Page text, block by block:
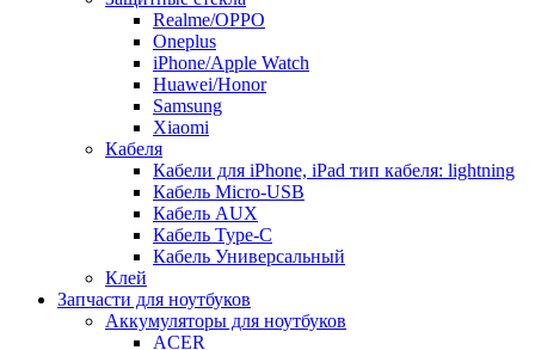
Realme/OPPO
Oneplus
iPhone/Apple Watch
Huawei/Honor
Samsung
Xiaomi
Кабеля
Кабели для iPhone, iPad тип кабеля: lightning
Кабель Micro-USB
Кабель AUX
Кабель Type-C
Кабель Универсальный
Клей
Запчасти для ноутбуков
Аккумуляторы для ноутбуков
ACER